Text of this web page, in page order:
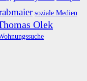
soziale Medien
Olek